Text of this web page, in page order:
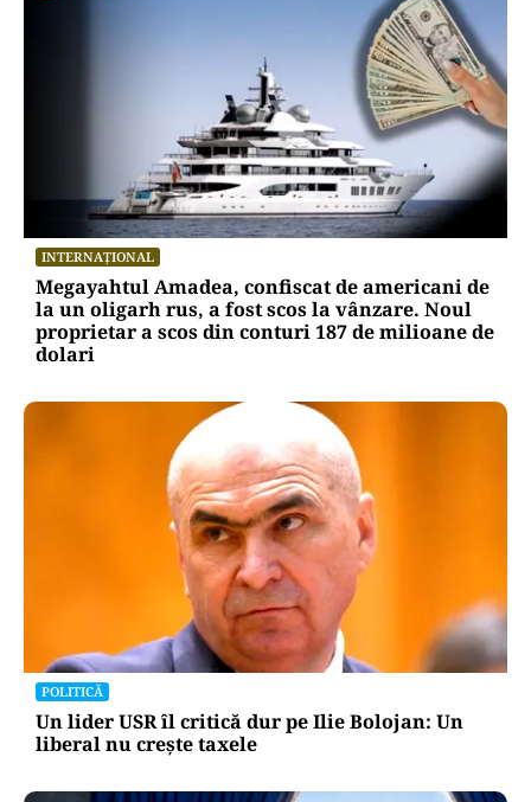
INTERNAȚIONAL
Megayahtul Amadea, confiscat de americani de
la un oligarh rus, a fost scos la vânzare. Noul
proprietar a scos din conturi 187 de milioane de
dolari
POLITICĂ
Un lider USR îl critică dur pe Ilie Bolojan: Un
liberal nu crește taxele